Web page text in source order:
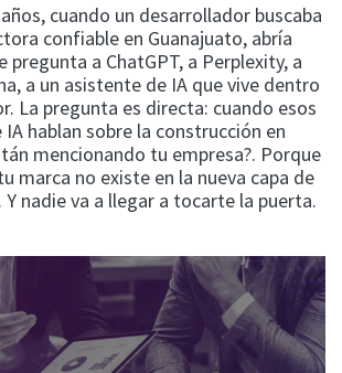
cuando un desarrollador buscaba
confiable en Guanajuato, abría
pregunta a ChatGPT, a Perplexity, a
a un asistente de IA que vive dentro
La pregunta es directa: cuando esos
hablan sobre la construcción en
mencionando tu empresa?. Porque
marca no existe en la nueva capa de
nadie va a llegar a tocarte la puerta.